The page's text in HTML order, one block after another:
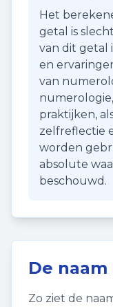
Het
getal is
van dit getal
en
van
praktijken,
zelfreflectie
worden
absolute
beschouwd.
De naam
Zo ziet de